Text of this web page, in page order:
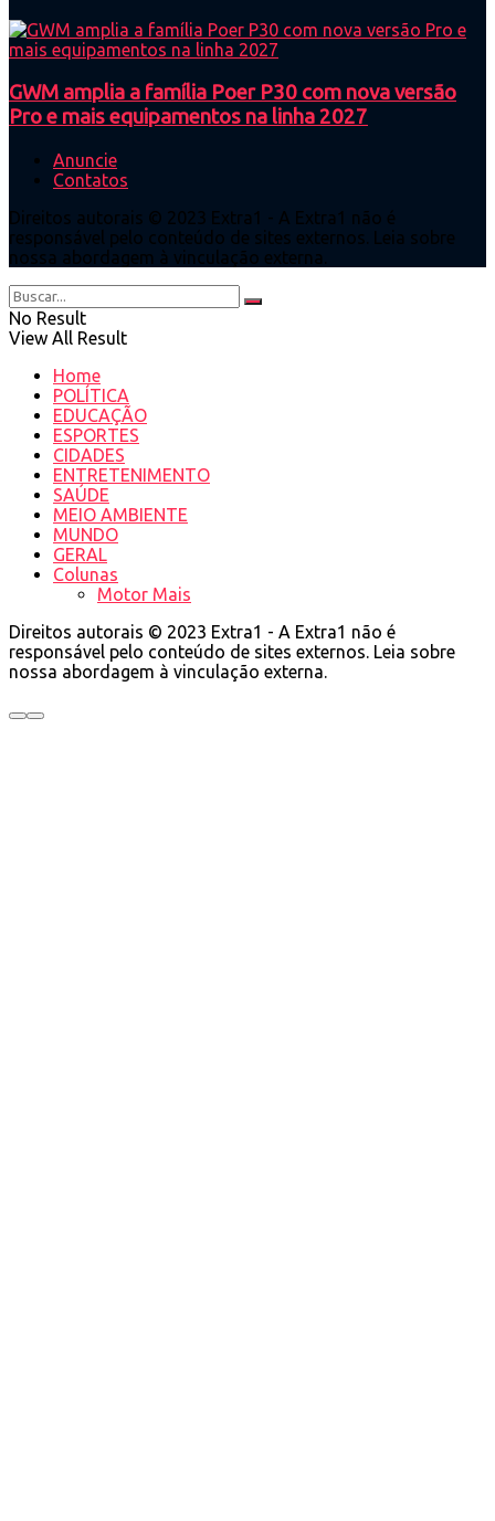
GWM amplia a família Poer P30 com nova versão
Pro e mais equipamentos na linha 2027
Anuncie
Contatos
Direitos autorais © 2023 Extra1 - A Extra1 não é
responsável pelo conteúdo de sites externos. Leia sobre
nossa abordagem à vinculação externa.
No Result
View All Result
Home
POLÍTICA
EDUCAÇÃO
ESPORTES
CIDADES
ENTRETENIMENTO
SAÚDE
MEIO AMBIENTE
MUNDO
GERAL
Colunas
Motor Mais
Direitos autorais © 2023 Extra1 - A Extra1 não é
responsável pelo conteúdo de sites externos. Leia sobre
nossa abordagem à vinculação externa.